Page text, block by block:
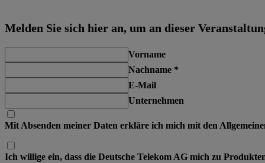
Melden Sie sich hier an, um an dieser
Vorname
Nachname *
E-Mail
Unternehmen
Mit Absenden meiner Daten erkläre ich mich mit den
Ich willige ein, dass die Deutsche Telekom AG mich zu